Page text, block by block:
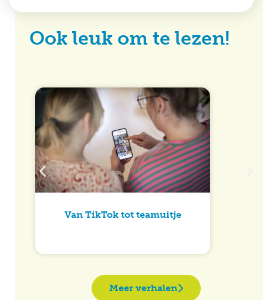
Ook leuk om te lezen!
Van TikTok tot teamuitje
Meer verhalen